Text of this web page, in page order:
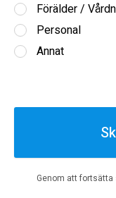
Förälder /
Personal
Annat
Genom att fortsätta